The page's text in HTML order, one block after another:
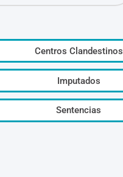
Centros Clandestinos
Imputados
Sentencias